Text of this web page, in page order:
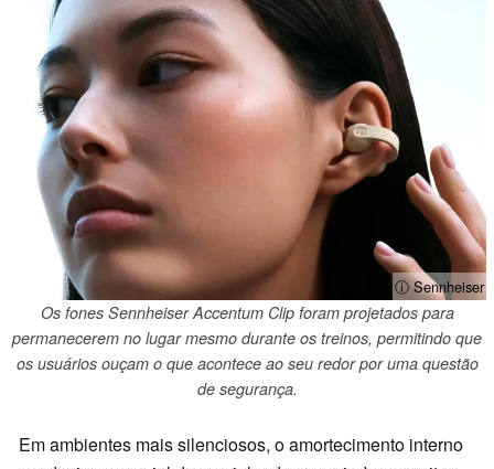
ⓘ Sennheiser
Os fones Sennheiser Accentum Clip foram projetados para
permanecerem no lugar mesmo durante os treinos, permitindo que
os usuários ouçam o que acontece ao seu redor por uma questão
de segurança.
Em ambientes mais silenciosos, o amortecimento interno